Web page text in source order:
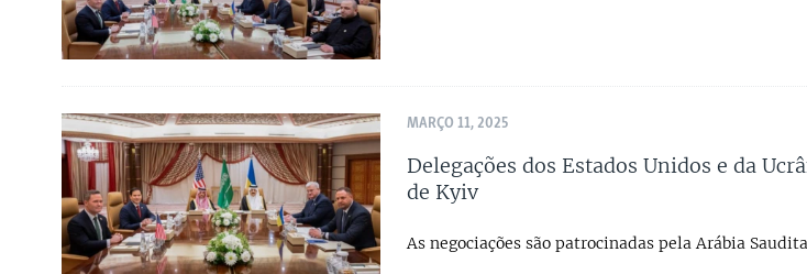
MARÇO 11, 2025
Delegações dos Estados Unidos e da
de Kyiv
As negociações são patrocinadas pela Arábia Saudita